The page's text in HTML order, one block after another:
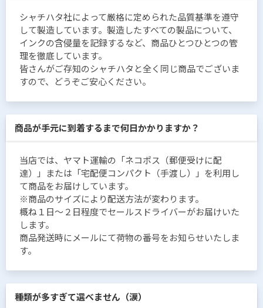
シャチハタ社によって厳格に定められた品質基準を遵守
して製造しています。製造したすべての製品について、
インクの含侵量を記録するなど、商品ひとつひとつの管
理を徹底しています。
皆さんがご存知のシャチハタと全く同じ商品でございま
すので、どうぞご安心ください。
商品が手元に到着するまで何日かかりますか？
当店では、ヤマト運輸の「ネコポス（郵便受けに配
達）」または「宅配便コンパクト（手渡し）」を利用し
て商品をお届けしています。
※商品のサイズにより配送方法が変わります。
概ね１日〜２日程度でセールスドライバーがお届けいた
します。
商品発送時にメールにて荷物の番号をお知らせいたしま
す。
種類が多すぎて選べません（涙）